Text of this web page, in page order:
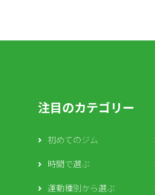
注目のカテゴリー
初めてのジム
時間で選ぶ
運動種別から選ぶ